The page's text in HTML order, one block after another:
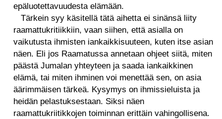
epäluotettavuudesta elämään.
Tärkein syy käsitellä tätä aihetta ei sinänsä liity
raamattukritiikkiin, vaan siihen, että asialla on
vaikutusta ihmisten iankaikkisuuteen, kuten itse asian
näen. Eli jos Raamatussa annetaan ohjeet siitä, miten
päästä Jumalan yhteyteen ja saada iankaikkinen
elämä, tai miten ihminen voi menettää sen, on asia
äärimmäisen tärkeä. Kysymys on ihmissieluista ja
heidän pelastuksestaan. Siksi näen
raamattukriitikkojen toiminnan erittäin vahingollisena.